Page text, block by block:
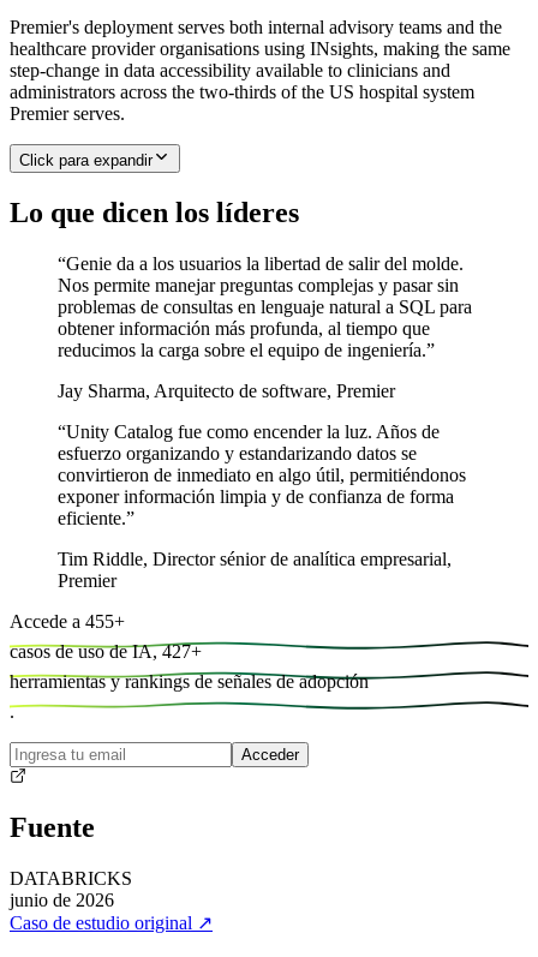
Premier's deployment serves both internal advisory teams and the
healthcare provider organisations using INsights, making the same
step-change in data accessibility available to clinicians and
administrators across the two-thirds of the US hospital system
Premier serves.
Click para expandir
Lo que dicen los líderes
“Genie da a los usuarios la libertad de salir del molde.
Nos permite manejar preguntas complejas y pasar sin
problemas de consultas en lenguaje natural a SQL para
obtener información más profunda, al tiempo que
reducimos la carga sobre el equipo de ingeniería.”
Jay Sharma, Arquitecto de software, Premier
“Unity Catalog fue como encender la luz. Años de
esfuerzo organizando y estandarizando datos se
convirtieron de inmediato en algo útil, permitiéndonos
exponer información limpia y de confianza de forma
eficiente.”
Tim Riddle, Director sénior de analítica empresarial,
Premier
Accede a 455+
casos de uso de IA, 427+
herramientas y rankings de señales de adopción
.
Acceder
Fuente
DATABRICKS
junio de 2026
Caso de estudio original ↗